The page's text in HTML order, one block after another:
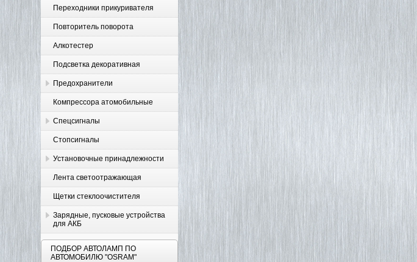
Переходники прикуривателя
Повторитель поворота
Алкотестер
Подсветка декоративная
Предохранители
Компрессора атомобильные
Спецсигналы
Стопсигналы
Установочные принадлежности
Лента светоотражающая
Щетки стеклоочистителя
Зарядные, пусковые устройства
для АКБ
ПОДБОР АВТОЛАМП ПО
АВТОМОБИЛЮ "OSRAM"